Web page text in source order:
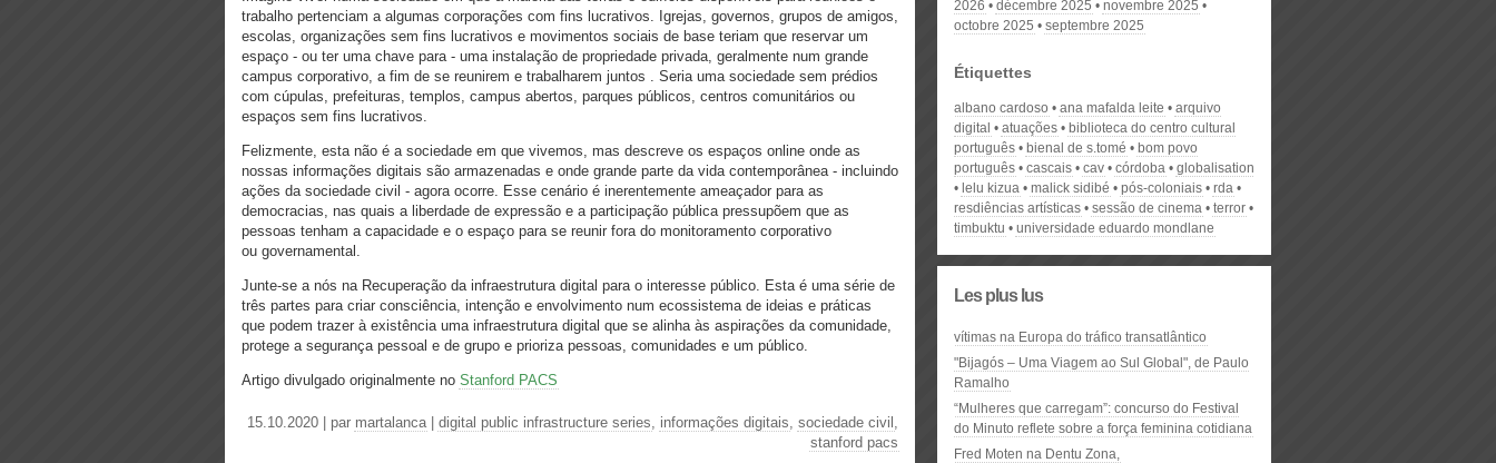
trabalho pertenciam a algumas corporações com fins lucrativos. Igrejas, governos, grupos de amigos,
escolas, organizações sem fins lucrativos e movimentos sociais de base teriam que reservar um
espaço - ou ter uma chave para - uma instalação de propriedade privada, geralmente num grande
campus corporativo, a fim de se reunirem e trabalharem juntos . Seria uma sociedade sem prédios
com cúpulas, prefeituras, templos, campus abertos, parques públicos, centros comunitários ou
espaços sem fins lucrativos.
Felizmente, esta não é a sociedade em que vivemos, mas descreve os espaços online onde as
nossas informações digitais são armazenadas e onde grande parte da vida contemporânea - incluindo
ações da sociedade civil - agora ocorre. Esse cenário é inerentemente ameaçador para as
democracias, nas quais a liberdade de expressão e a participação pública pressupõem que as
pessoas tenham a capacidade e o espaço para se reunir fora do monitoramento corporativo
ou governamental.
Junte-se a nós na Recuperação da infraestrutura digital para o interesse público. Esta é uma série de
três partes para criar consciência, intenção e envolvimento num ecossistema de ideias e práticas
que podem trazer à existência uma infraestrutura digital que se alinha às aspirações da comunidade,
protege a segurança pessoal e de grupo e prioriza pessoas, comunidades e um público.
Artigo divulgado originalmente no Stanford PACS
15.10.2020 | par martalanca| digital public infrastructure series, informações digitais, sociedade civil ,
stanford pacs
2026
décembre 2025
novembre 2025
octobre 2025
septembre 2025
Étiquettes
albano cardoso ana mafalda leite
arquivo
digital
atuações
biblioteca do centro cultural
português
bienal de s.tomé
bom povo
português
cascais cav córdoba
globalisation
lelu kizua
malick sidibé pós-coloniais
rda
resdiências artísticas
sessão de cinema
terror
timbuktu
universidade eduardo mondlane
Les plus lus
vítimas na Europa do tráfico transatlântico
"Bijagós – Uma Viagem ao Sul Global", de Paulo
Ramalho
“Mulheres que carregam”: concurso do Festival
do Minuto reflete sobre a força feminina cotidiana
Fred Moten na Dentu Zona,